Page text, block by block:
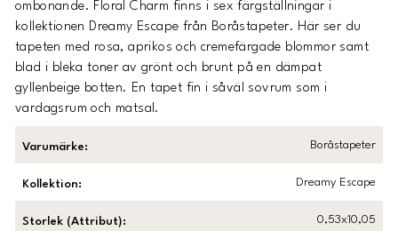
ombonande. Floral Charm finns i sex färgställningar i
kollektionen Dreamy Escape från Boråstapeter. Här ser du
tapeten med rosa, aprikos och cremefärgade blommor samt
blad i bleka toner av grönt och brunt på en dämpat
gyllenbeige botten. En tapet fin i såväl sovrum som i
vardagsrum och matsal.
Varumärke: Boråstapeter
Kollektion: Dreamy Escape
Storlek (Attribut): 0,53x10,05